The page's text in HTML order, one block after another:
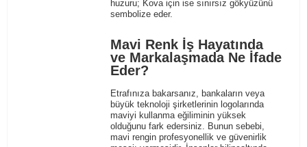
huzuru; Kova için ise sınırsız gökyüzünü
sembolize eder.
Mavi Renk İş Hayatında
ve Markalaşmada Ne İfade
Eder?
Etrafınıza bakarsanız, bankaların veya
büyük teknoloji şirketlerinin logolarında
maviyi kullanma eğiliminin yüksek
olduğunu fark edersiniz. Bunun sebebi,
mavi rengin profesyonellik ve güvenirlik